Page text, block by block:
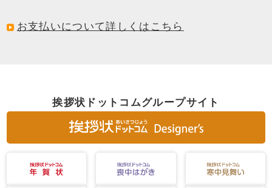
お支払いについて詳しくはこちら
挨拶状ドットコムグループサイト